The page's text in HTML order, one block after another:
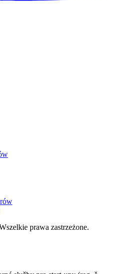
prawa zastrzeżone.